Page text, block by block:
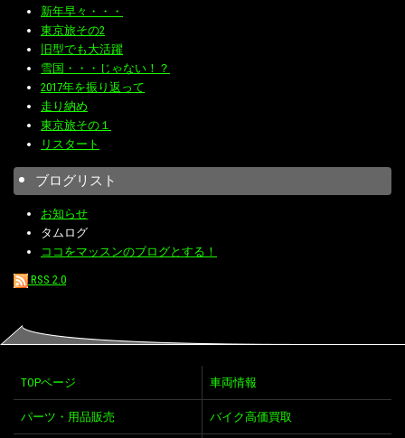
新年早々・・・
東京旅その2
旧型でも大活躍
雪国・・・じゃない！？
2017年を振り返って
走り納め
東京旅その１
リスタート
ブログリスト
お知らせ
タムログ
ココをマッスンのブログとする！
RSS 2.0
TOPページ 車両情報
パーツ・用品販売 バイク高価買取